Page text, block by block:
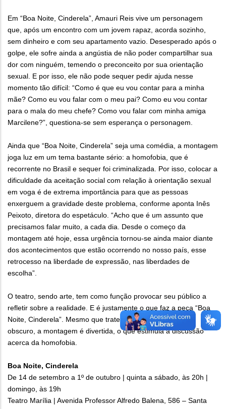
Em “Boa Noite, Cinderela”, Amauri Reis vive um personagem
que, após um encontro com um jovem rapaz, acorda sozinho,
sem dinheiro e com seu apartamento vazio. Desesperado após o
golpe, ele sofre ainda a angústia de não poder compartilhar sua
dor com ninguém, temendo o preconceito por sua orientação
sexual. E por isso, ele não pode sequer pedir ajuda nesse
momento tão difícil: “Como é que eu vou contar para a minha
mãe? Como eu vou falar com o meu pai? Como eu vou contar
para o mala do meu chefe? Como vou falar com minha amiga
Marcilene?”, questiona-se sem esperança o personagem.
Ainda que “Boa Noite, Cinderela” seja uma comédia, a montagem
joga luz em um tema bastante sério: a homofobia, que é
recorrente no Brasil e sequer foi criminalizada. Por isso, colocar a
dificuldade da aceitação social com relação à orientação sexual
em voga é de extrema importância para que as pessoas
enxerguem a gravidade deste problema, conforme aponta Inês
Peixoto, diretora do espetáculo. “Acho que é um assunto que
precisamos falar muito, a cada dia. Desde o começo da
montagem até hoje, essa urgência tornou-se ainda maior diante
dos acontecimentos que estão ocorrendo no nosso país, esse
retrocesso na liberdade de expressão, nas liberdades de
escolha”.
O teatro, sendo arte, tem como função provocar seu público a
refletir sobre a realidade. E é justamente o que faz a peça “Boa
Noite, Cinderela”. Mesmo que trate de um tema pesado e
obscuro, a montagem é divertida, o que estimula a discussão
acerca da homofobia.
Boa Noite, Cinderela
De 14 de setembro a 1º de outubro | quinta a sábado, às 20h |
domingo, às 19h
Teatro Marília | Avenida Professor Alfredo Balena, 586 – Santa